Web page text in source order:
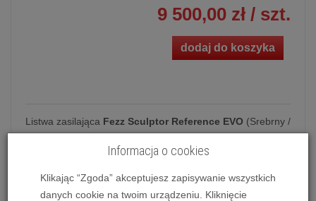
9 500,00 zł / szt.
dodaj do koszyka
Listwa zasilająca Fezz Sculptor Reference EVO (Srebrny /
Moonlight)
Możliwość zakupu produktu w bezpłatnym systemie
ratalnym0%na10, 20, 30 i 50 miesięcylub specjalna
oferta
Informacja o cookies
Klikając “Zgoda” akceptujesz zapisywanie wszystkich
danych cookie na twoim urządzeniu. Kliknięcie